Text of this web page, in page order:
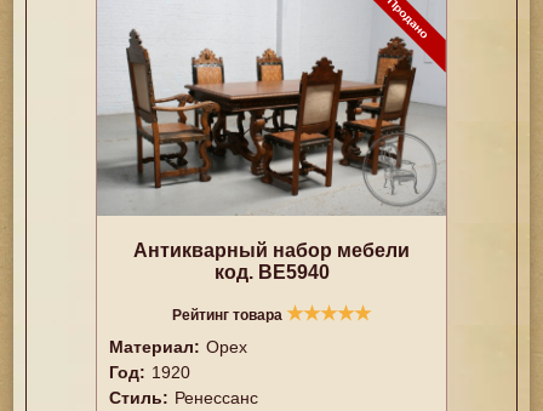
Антикварный набор мебели
код. BE5940
Рейтинг товара ★★★★★
Материал: Орех
Год: 1920
Стиль: Ренессанс